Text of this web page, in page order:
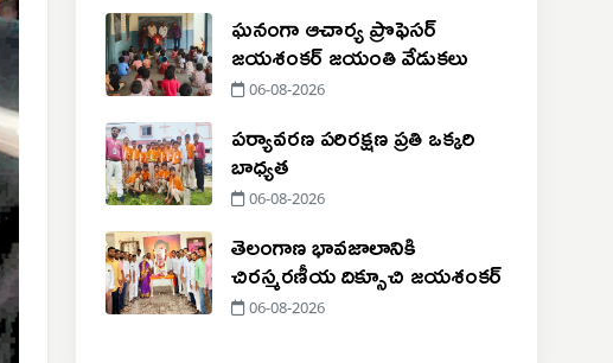
ఘనంగా ఆచార్య ప్రొఫెసర్
జయశంకర్ జయంతి వేడుకలు
06-08-2026
పర్యావరణ పరిరక్షణ ప్రతి ఒక్కరి
బాధ్యత
06-08-2026
తెలంగాణ భావజాలానికి
చిరస్మరణీయ దిక్సూచి జయశంకర్
06-08-2026